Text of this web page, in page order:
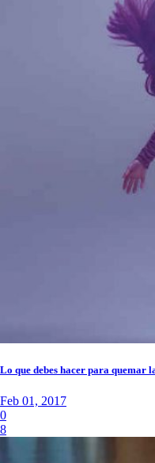
Lo que debes hacer para quemar
Feb 01, 2017
0
8